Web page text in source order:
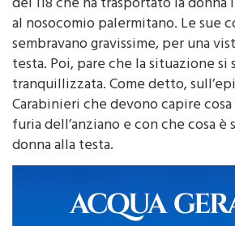
Sul posto una pattuglia dei militari
del 118 che ha trasportato la donna
al nosocomio palermitano. Le sue
sembravano gravissime, per una
testa. Poi, pare che la situazione si
tranquillizzata. Come detto,
Carabinieri che devono capire cosa
furia dell’anziano e con che cosa è
donna alla testa.